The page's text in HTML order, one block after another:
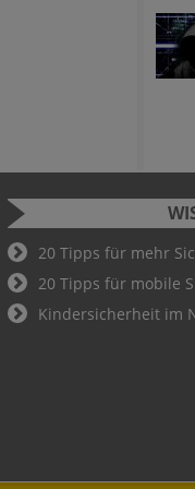
Cyber
2022
Schüler
20 Tipps für mehr
20 Tipps für mobile
Kindersicherheit im